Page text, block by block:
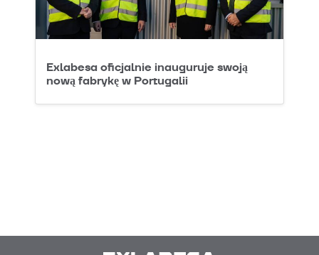
Exlabesa oficjalnie inauguruje swoją
nową fabrykę w Portugalii